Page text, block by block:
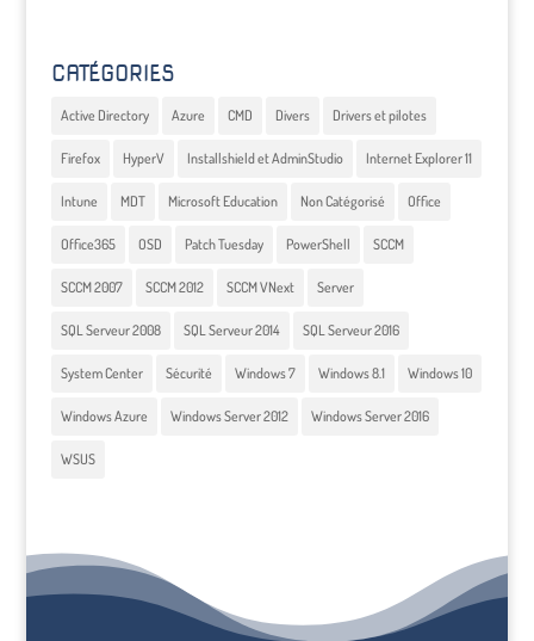
CATÉGORIES
Active Directory Azure CMD Divers Drivers et pilotes
Firefox HyperV Installshield et AdminStudio Internet Explorer 11
Intune MDT Microsoft Education Non Catégorisé Office
Office365 OSD Patch Tuesday PowerShell SCCM
SCCM 2007 SCCM 2012 SCCM VNext Server
SQL Serveur 2008 SQL Serveur 2014 SQL Serveur 2016
System Center Sécurité Windows 7 Windows 8.1 Windows 10
Windows Azure Windows Server 2012 Windows Server 2016
WSUS